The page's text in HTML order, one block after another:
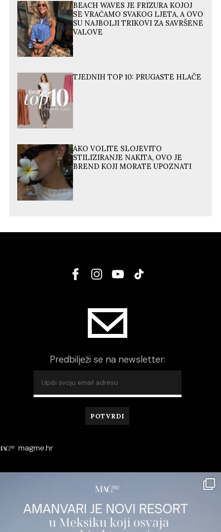
BEACH WAVES JE FRIZURA KOJOJ
SE VRAĆAMO SVAKOG LJETA, A OVO
SU NAJBOLJI TRIKOVI ZA SAVRŠENE
VALOVE
TJEDNIH TOP 10: PRUGASTE HLAČE
AKO VOLITE SLOJEVITO
STILIZIRANJE NAKITA, OVO JE
BREND KOJI MORATE UPOZNATI
Predbilježi se na newsletter:
magme.hr